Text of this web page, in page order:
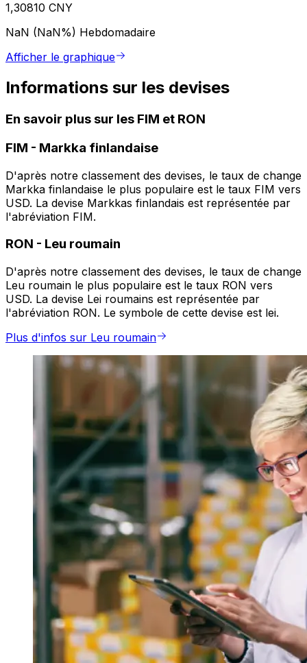
1,30810 CNY
NaN (NaN%) Hebdomadaire
Afficher le graphique
Informations sur les devises
En savoir plus sur les FIM et RON
FIM - Markka finlandaise
D'après notre classement des devises, le taux de change
Markka finlandaise le plus populaire est le taux FIM vers
USD. La devise Markkas finlandais est représentée par
l'abréviation FIM.
RON - Leu roumain
D'après notre classement des devises, le taux de change
Leu roumain le plus populaire est le taux RON vers
USD. La devise Lei roumains est représentée par
l'abréviation RON. Le symbole de cette devise est lei.
Plus d'infos sur Leu roumain